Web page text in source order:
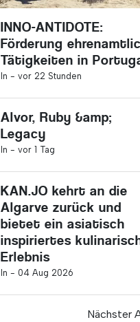
INNO-ANTIDOTE:
Förderung
Tätigkeiten in
In - vor 22 Stunden
Alvor, Ruby &amp;
Legacy
In - vor 1 Tag
KAN.JO kehrt an die
Algarve zurück und
bietet ein asiatisch
inspiriertes
Erlebnis
In - 04 Aug 2026
Nächster